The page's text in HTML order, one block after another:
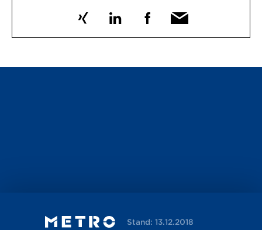
Stand: 13.12.2018